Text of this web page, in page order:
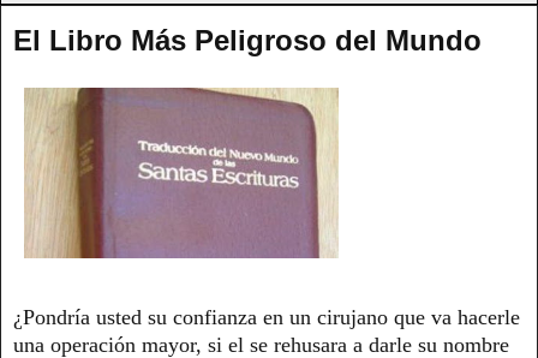
El Libro Más Peligroso del Mundo
¿Pondría usted su confianza en un cirujano que va hacerle
una operación mayor, si el se rehusara a darle su nombre